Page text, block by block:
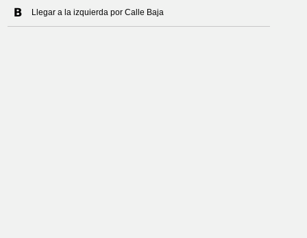
Llegar a la izquierda por Calle Baja